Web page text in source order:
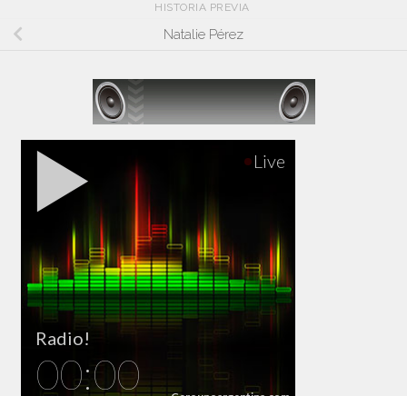
HISTORIA PREVIA
Natalie Pérez